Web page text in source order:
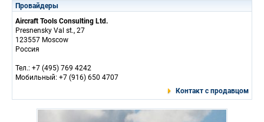
Провайдеры
Aircraft Tools Consulting Ltd.
Presnensky Val st., 27
123557 Moscow
Россия
Тел.: +7 (495) 769 4242
Мобильный: +7 (916) 650 4707
Контакт с продавцом